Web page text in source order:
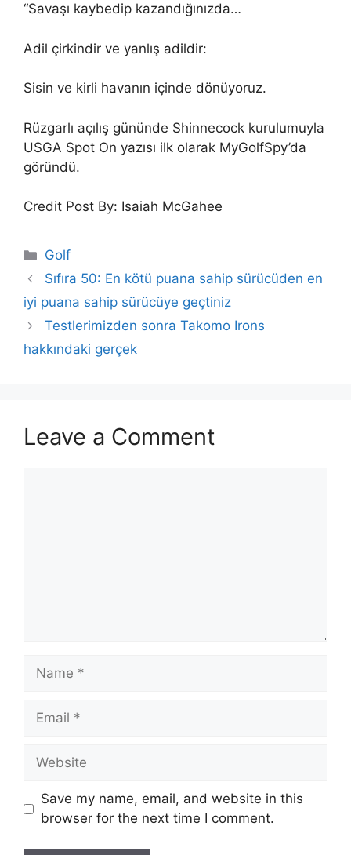
“Savaşı kaybedip kazandığınızda…
Adil çirkindir ve yanlış adildir:
Sisin ve kirli havanın içinde dönüyoruz.
Rüzgarlı açılış gününde Shinnecock kurulumuyla
USGA Spot On yazısı ilk olarak MyGolfSpy’da
göründü.
Credit Post By: Isaiah McGahee
Categories
Golf
Sıfıra 50: En kötü puana sahip sürücüden en
iyi puana sahip sürücüye geçtiniz
Testlerimizden sonra Takomo Irons
hakkındaki gerçek
Leave a Comment
Name
Email
Website
Save my name, email, and website in this
browser for the next time I comment.